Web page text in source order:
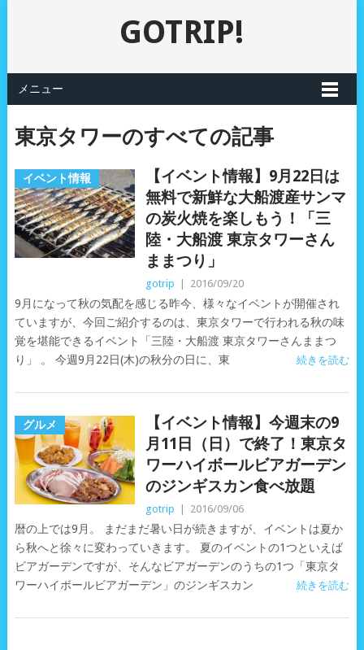
GOTRIP!
メニュー
東京タワーのすべての記事
イベント情報
【イベント情報】9月22日は
無料で新鮮な大船渡産サンマ
の炭火焼を楽しもう！「三
陸・大船渡 東京タワーさん
ままつり」
gotrip 2016/09/20
9月になって秋の気配を感じる昨今、様々なイベントが開催され
ていますが、今回ご紹介するのは、東京タワーで行われる秋の味
覚を堪能できるイベント「三陸・大船渡 東京タワーさんままつ
り」 。 今週9月22日(木)の秋分の日に、東
続きを読む
グルメ
【イベント情報】今週末の9
月11日（日）で終了！東京タ
ワーハイボールビアガーデン
のジンギスカン食べ放題
gotrip 2016/09/06
暦の上では9月。 まだまだ暑い日が続きますが、イベントは夏か
ら秋へと徐々に変わっていきます。 夏のイベントの1つといえば
ビアガーデンですが、そんなビアガーデンのうちの1つ「東京タ
ワーハイボールビアガーデン」のジンギスカン
続きを読む